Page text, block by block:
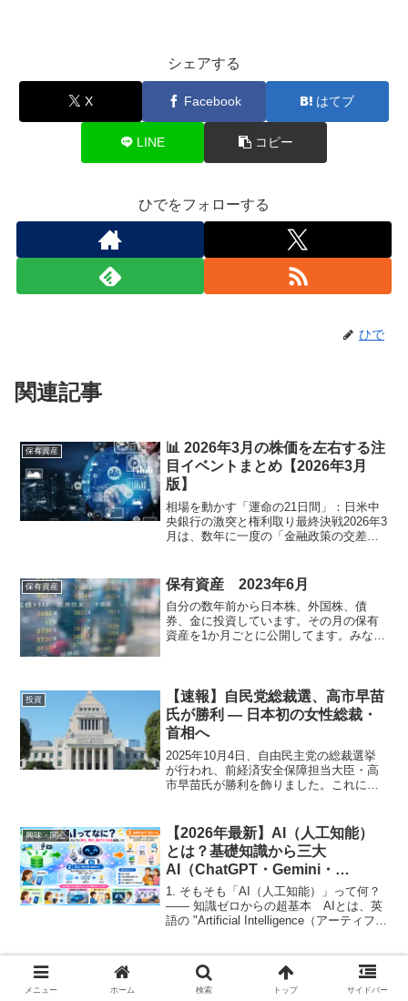
シェアする
X Facebook はてブ
LINE コピー
ひでをフォローする
ひで
関連記事
保有資産
📊 2026年3月の株価を左右する注
目イベントまとめ【2026年3月
版】
相場を動かす「運命の21日間」：日米中
央銀行の激突と権利取り最終決戦2026年3
月は、数年に一度の「金融政策の交差
利の完全な決別」が現実味を帯びていま
す。これら全てのイ...
保有資産 保有資産 2023年6月
自分の数年前から日本株、外国株、債
券、金に投資しています。その月の保有
資産を1か月ごとに公開してます。みなさ
日本株 約287...
投資
【速報】自民党総裁選、高市早苗
氏が勝利 — 日本初の女性総裁・
首相へ
2025年10月4日、自由民主党の総裁選挙
が行われ、前経済安全保障担当大臣・高
市早苗氏が勝利を飾りました。これによ
びてきました。 決選投票では、国会議
員票と都道府県連票...
興味・関心
【2026年最新】AI（人工知能）
とは？基礎知識から三大
AI（ChatGPT・Gemini・
Claude）徹底比較＆生活活用術
まで
1. そもそも「AI（人工知能）」って何？
―― 知識ゼロからの超基本 AIとは、英
語の "Artificial Intelligence（アーティフィ
っと噛み砕い...
保有資産
📊 2025年10月第1週（10/1〜
10/4）のマーケット動向まとめ
メニュー ホーム 検索 トップ サイドバー